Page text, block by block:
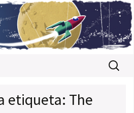
Buscar:
etiqueta: The